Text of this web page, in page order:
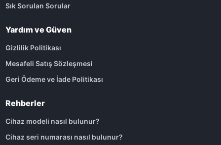
Sık Sorulan Sorular
Yardım ve Güven
Gizlilik Politikası
Mesafeli Satış Sözleşmesi
Geri Ödeme ve İade Politikası
Rehberler
Cihaz modeli nasıl bulunur?
Cihaz seri numarası nasıl bulunur?